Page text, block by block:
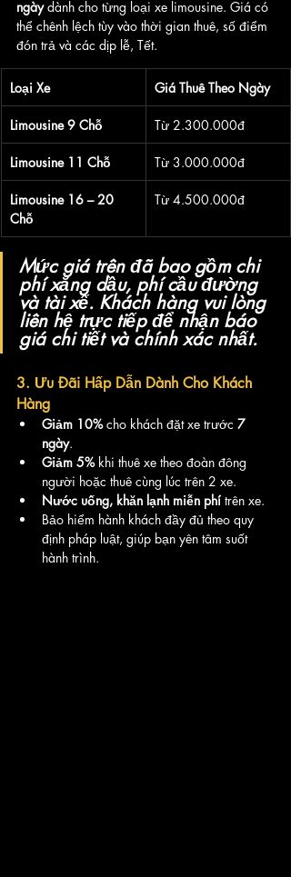
ngày dành cho từng loại xe limousine. Giá có
thể chênh lệch tùy vào thời gian thuê, số điểm
đón trả và các dịp lễ, Tết.
Loại Xe Giá Thuê Theo Ngày
Limousine 9 Chỗ Từ 2.300.000đ
Limousine 11 Chỗ Từ 3.000.000đ
Limousine 16 – 20
Chỗ
Từ 4.500.000đ
Mức giá trên đã bao gồm chi
phí xăng dầu, phí cầu đường
và tài xế. Khách hàng vui lòng
liên hệ trực tiếp để nhận báo
giá chi tiết và chính xác nhất.
3. Ưu Đãi Hấp Dẫn Dành Cho Khách
Hàng
Giảm 10% cho khách đặt xe trước 7
ngày.
Giảm 5% khi thuê xe theo đoàn đông
người hoặc thuê cùng lúc trên 2 xe.
Nước uống, khăn lạnh miễn phí trên xe.
Bảo hiểm hành khách đầy đủ theo quy
định pháp luật, giúp bạn yên tâm suốt
hành trình.